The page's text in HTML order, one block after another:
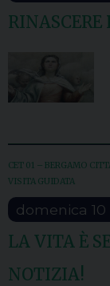
RINASCERE
CET 01 – BERGAMO
VISITA GUIDATA
domenica 10
LA VITA È
NOTIZIA!